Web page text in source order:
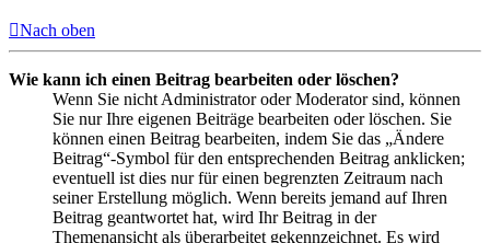
Nach oben
Wie kann ich einen Beitrag bearbeiten oder löschen?
Wenn Sie nicht Administrator oder Moderator sind, können
Sie nur Ihre eigenen Beiträge bearbeiten oder löschen. Sie
können einen Beitrag bearbeiten, indem Sie das „Ändere
Beitrag“-Symbol für den entsprechenden Beitrag anklicken;
eventuell ist dies nur für einen begrenzten Zeitraum nach
seiner Erstellung möglich. Wenn bereits jemand auf Ihren
Beitrag geantwortet hat, wird Ihr Beitrag in der
Themenansicht als überarbeitet gekennzeichnet. Es wird